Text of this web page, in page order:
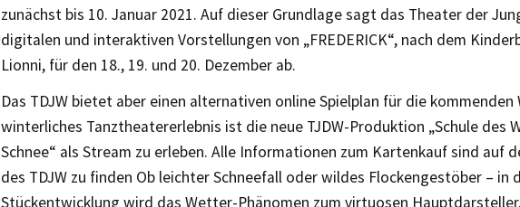
zunächst bis 10. Januar 2021. Auf dieser Grundlage sagt das Theater der
digitalen und interaktiven Vorstellungen von „FREDERICK“, nach dem
Lionni, für den 18., 19. und 20. Dezember ab.
Das TDJW bietet aber einen alternativen online Spielplan für die kommenden
winterliches Tanztheatererlebnis ist die neue TJDW-Produktion „Schule des
Schnee“ als Stream zu erleben. Alle Informationen zum Kartenkauf sind auf
des TDJW zu finden Ob leichter Schneefall oder wildes Flockengestöber – in
Stückentwicklung wird das Wetter-Phänomen zum virtuosen Hauptdarsteller.